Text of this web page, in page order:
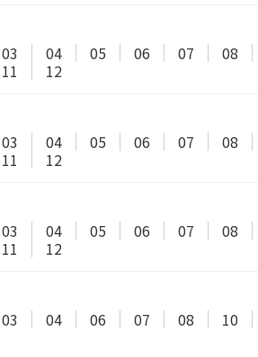
03 04 05 06 07
08
11 12
03 04 05 06 07
08
11 12
03 04 05 06 07
08
11 12
03 04 06 07 08
10